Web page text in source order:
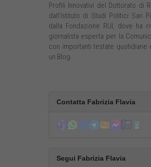
Profili Innovativi del Dottorato di
dall’Istituto di Studi Politici San
dalla Fondazione RUI, dove ha
giornalista esperta per la
con importanti testate
un Blog.
Contatta Fabrizia Flavia
Segui Fabrizia Flavia